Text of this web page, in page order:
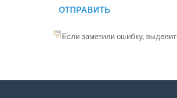
ОТПРАВИТЬ
Если заметили ошибку,